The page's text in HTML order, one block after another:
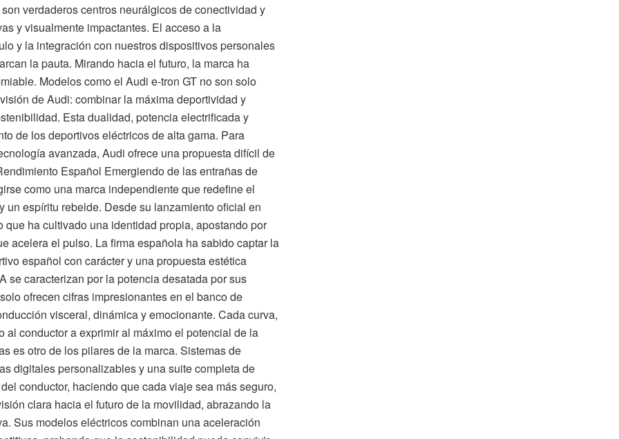
verdaderos centros neurálgicos de conectividad y
y visualmente impactantes. El acceso a la
y la integración con nuestros dispositivos personales
la pauta. Mirando hacia el futuro, la marca ha
Modelos como el Audi e-tron GT no son solo
de Audi: combinar la máxima deportividad y
Esta dualidad, potencia electrificada y
de los deportivos eléctricos de alta gama. Para
avanzada, Audi ofrece una propuesta difícil de
Español Emergiendo de las entrañas de
como una marca independiente que redefine el
espíritu rebelde. Desde su lanzamiento oficial en
ha cultivado una identidad propia, apostando por
acelera el pulso. La firma española ha sabido captar la
español con carácter y una propuesta estética
caracterizan por la potencia desatada por sus
ofrecen cifras impresionantes en el banco de
visceral, dinámica y emocionante. Cada curva,
conductor a exprimir al máximo el potencial de la
es otro de los pilares de la marca. Sistemas de
digitales personalizables y una suite completa de
conductor, haciendo que cada viaje sea más seguro,
clara hacia el futuro de la movilidad, abrazando la
Sus modelos eléctricos combinan una aceleración